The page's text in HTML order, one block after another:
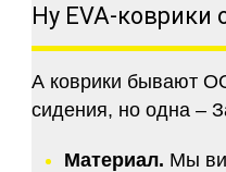
Ну EVA-
А коврики бывают
сидения, но одна –
Материал. Мы